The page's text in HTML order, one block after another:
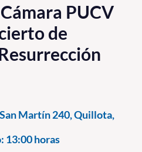
PUCV
de
San Martín 240, Quillota,
13:00 horas